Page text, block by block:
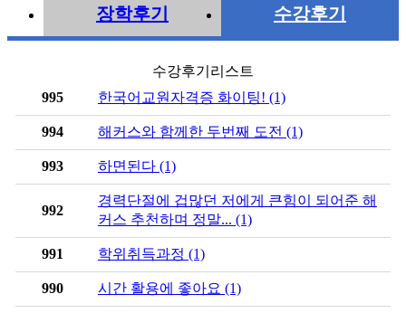
장학후기 수강후기
수강후기리스트
995
한국어교원자격증 화이팅! (1)
994 해커스와 함께한 두번째 도전 (1)
993 하면된다 (1)
992
경력단절에 겁많던 저에게 큰힘이 되어준 해
커스 추천하며 정말... (1)
991 학위취득과정 (1)
990 시간 활용에 좋아요 (1)